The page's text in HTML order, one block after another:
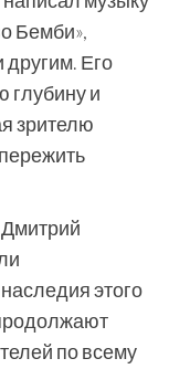
Бемби»,
другим. Его
глубину и
зрителю
этого
по всему